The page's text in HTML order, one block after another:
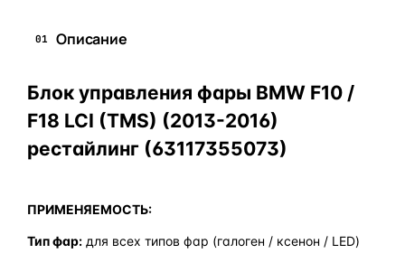
01 Описание
Блок управления фары BMW F10 /
F18 LCI (TMS) (2013-2016)
рестайлинг (63117355073)
ПРИМЕНЯЕМОСТЬ:
Тип фар: для всех типов фар (галоген / ксенон / LED)